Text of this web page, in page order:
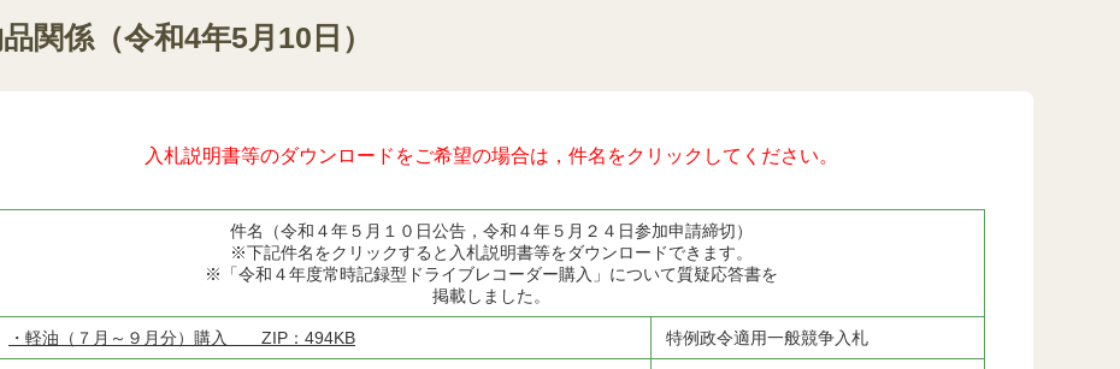
関係（令和4年5月10日）
入札説明書等のダウンロードをご希望の場合は，件名をクリックしてください。
件名（令和４年５月１０日公告，令和４年５月２４日参加申請締切）
※下記件名をクリックすると入札説明書等をダウンロードできます。
※「令和４年度常時記録型ドライブレコーダー購入」について質疑応答書を
掲載しました。
・軽油（７月～９月分）購入 ZIP：494KB 特例政令適用一般競争入札